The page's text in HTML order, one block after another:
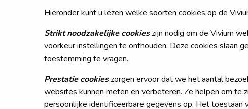
Hieronder kunt u lezen welke soorten cookies op de
Strikt noodzakelijke cookieszijn nodig om de Vivium
voorkeur instellingen te onthouden. Deze cookies slaan
toestemming te vragen.
Prestatie cookieszorgen ervoor dat we het aantal
websites kunnen meten en verbeteren. Ze helpen om te
persoonlijke identificeerbare gegevens op. Het